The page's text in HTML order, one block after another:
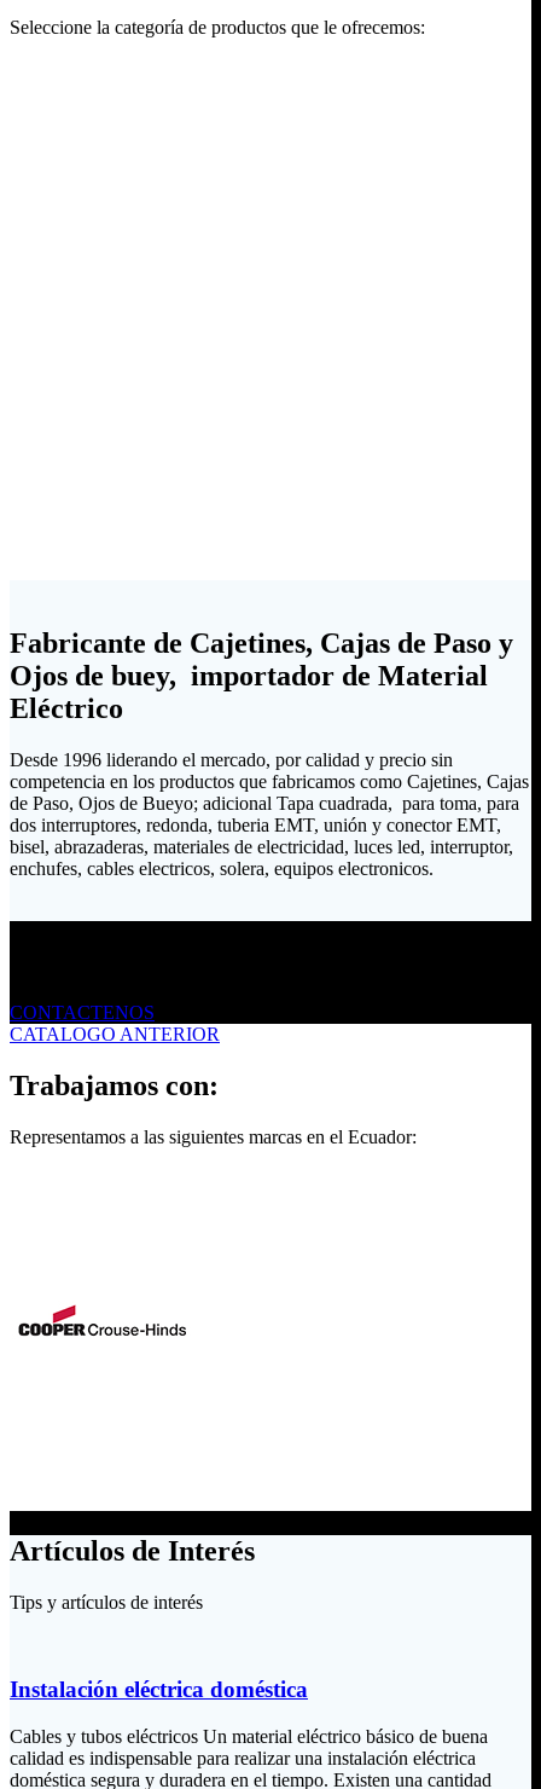
Seleccione la categoría de productos que le ofrecemos:
Fabricante de Cajetines, Cajas de Paso y
Ojos de buey, importador de Material
Eléctrico
Desde 1996 liderando el mercado, por calidad y precio sin
competencia en los productos que fabricamos como Cajetines, Cajas
de Paso, Ojos de Bueyo; adicional Tapa cuadrada, para toma, para
dos interruptores, redonda, tuberia EMT, unión y conector EMT,
bisel, abrazaderas, materiales de electricidad, luces led, interruptor,
enchufes, cables electricos, solera, equipos electronicos.
CONTACTENOS
CATALOGO ANTERIOR
Trabajamos con:
Representamos a las siguientes marcas en el Ecuador:
Artículos de Interés
Tips y artículos de interés
Instalación eléctrica doméstica
Cables y tubos eléctricos Un material eléctrico básico de buena
calidad es indispensable para realizar una instalación eléctrica
doméstica segura y duradera en el tiempo. Existen una cantidad